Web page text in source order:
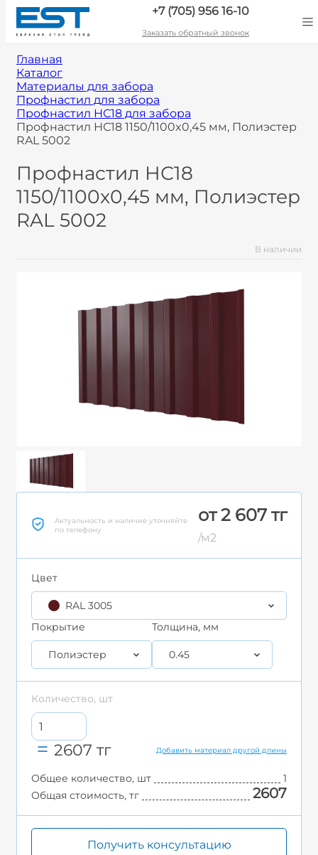
+7 (705) 956 16-10
Заказать обратный звонок
Главная
Каталог
Материалы для забора
Профнастил для забора
Профнастил НС18 для забора
Профнастил НС18 1150/1100x0,45 мм, Полиэстер
RAL 5002
Профнастил НС18
1150/1100x0,45 мм, Полиэстер
RAL 5002
В наличии
Актуальность и наличие уточняйте
по телефону
от 2 607 тг
/м2
Цвет
RAL 3005
Покрытие
Полиэстер
Толщина, мм
0.45
Количество, шт
2607 тг Добавить материал другой длины
Общее количество, шт
1
Общая стоимость, тг
2607
Получить консультацию